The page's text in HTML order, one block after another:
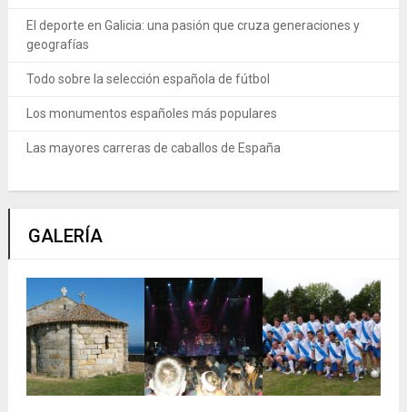
El deporte en Galicia: una pasión que cruza generaciones y
geografías
Todo sobre la selección española de fútbol
Los monumentos españoles más populares
Las mayores carreras de caballos de España
GALERÍA